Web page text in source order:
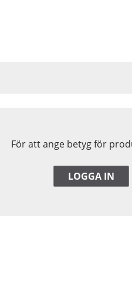
För att ange betyg för
LOGGA IN